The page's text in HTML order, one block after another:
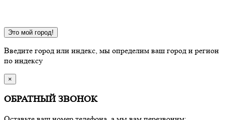
Это мой город!
Введите город или индекс, мы определим ваш город и регион
по индексу
×
ОБРАТНЫЙ ЗВОНОК